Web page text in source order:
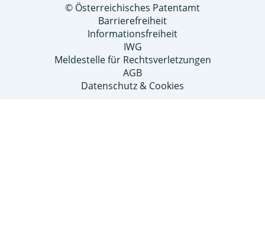
© Österreichisches Patentamt
Barrierefreiheit
Informationsfreiheit
IWG
Meldestelle für Rechtsverletzungen
AGB
Datenschutz & Cookies